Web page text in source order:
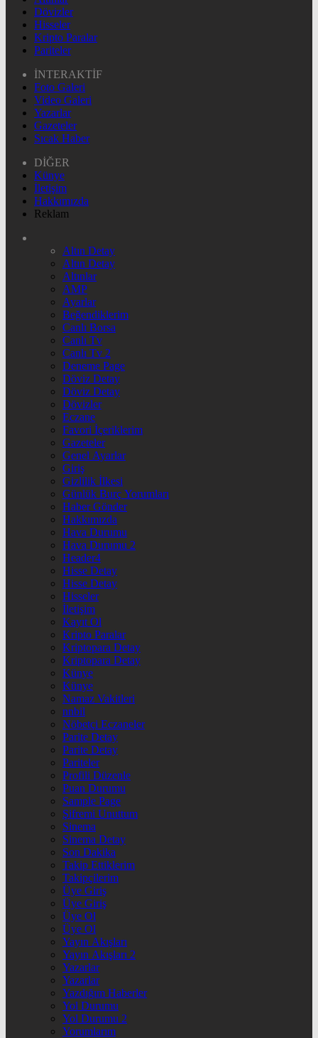
Dövizler
Hisseler
Kripto Paralar
Pariteler
İNTERAKTİF
Foto Galeri
Video Galeri
Yazarlar
Gazeteler
Sıcak Haber
DİĞER
Künye
İletişim
Hakkımızda
Reklam
Altın Detay
Altın Detay
Altınlar
AMP
Ayarlar
Beğendiklerim
Canlı Borsa
Canlı Tv
Canlı Tv 2
Deneme Page
Döviz Detay
Döviz Detay
Dövizler
Eczane
Favori İçeriklerim
Gazeteler
Genel Ayarlar
Giriş
Gizlilik İlkesi
Günlük Burç Yorumları
Haber Gönder
Hakkımızda
Hava Durumu
Hava Durumu 2
Header4
Hisse Detay
Hisse Detay
Hisseler
İletişim
Kayıt Ol
Kripto Paralar
Kriptopara Detay
Kriptopara Detay
Künye
Künye
Namaz Vakitleri
nnbil
Nöbetçi Eczaneler
Parite Detay
Parite Detay
Pariteler
Profili Düzenle
Puan Durumu
Sample Page
Şifremi Unuttum
Sinema
Sinema Detay
Son Dakika
Takip Ettiklerim
Takipçilerim
Üye Giriş
Üye Giriş
Üye Ol
Üye Ol
Yayın Akışları
Yayın Akışları 2
Yazarlar
Yazarlar
Yazdığım Haberler
Yol Durumu
Yol Durumu 2
Yorumlarım